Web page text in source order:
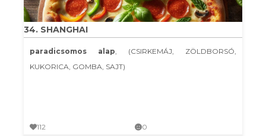
34. SHANGHAI
paradicsomos alap, (CSIRKEMÁJ, ZÖLDBORSÓ,
KUKORICA, GOMBA, SAJT)
112 0